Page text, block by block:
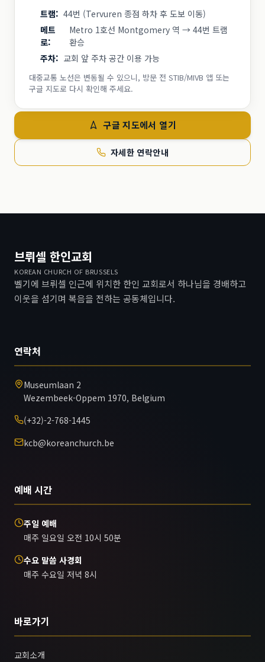
트램: 44번 (Tervuren 종점 하차 후 도보 이동)
메트
로:
Metro 1호선 Montgomery 역 → 44번 트램
환승
주차: 교회 앞 주차 공간 이용 가능
대중교통 노선은 변동될 수 있으니, 방문 전 STIB/MIVB 앱 또는
구글 지도로 다시 확인해 주세요.
구글 지도에서 열기
자세한 연락안내
브뤼셀 한인교회
KOREAN CHURCH OF BRUSSELS
벨기에 브뤼셀 인근에 위치한 한인 교회로서 하나님을 경배하고
이웃을 섬기며 복음을 전하는 공동체입니다.
연락처
Museumlaan 2
Wezembeek-Oppem 1970, Belgium
(+32)-2-768-1445
kcb@koreanchurch.be
예배 시간
주일 예배
매주 일요일 오전 10시 50분
수요 말씀 사경회
매주 수요일 저녁 8시
바로가기
교회소개